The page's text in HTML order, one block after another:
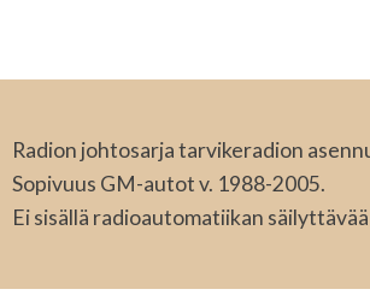
Radion johtosarja tarvikeradion
Sopivuus GM-autot v. 1988-2005.
Ei sisällä radioautomatiikan